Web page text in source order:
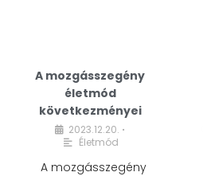
A mozgásszegény
életmód
következményei
2023.12.20. •
Életmód
A mozgásszegény